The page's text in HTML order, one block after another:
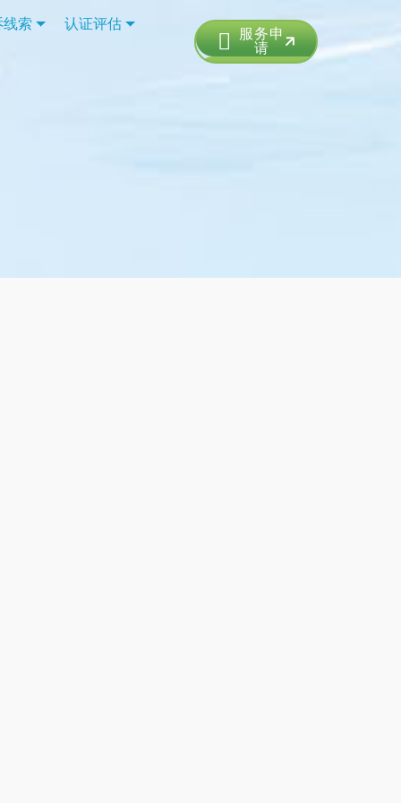
线索 认证评估
服务申
请